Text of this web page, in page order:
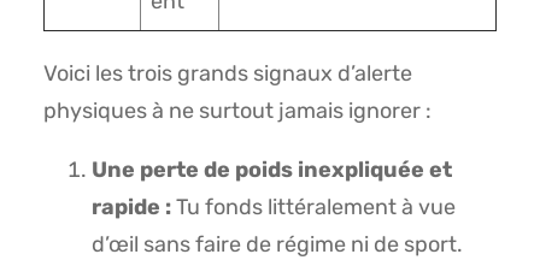
Voici les trois grands signaux d’alerte
physiques à ne surtout jamais ignorer :
Une perte de poids inexpliquée et
rapide :Tu fonds littéralement à vue
d’œil sans faire de régime ni de sport.